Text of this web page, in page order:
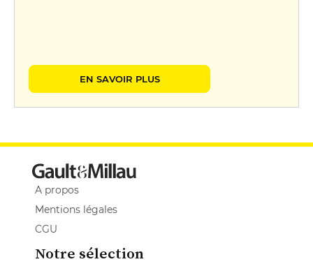
EN SAVOIR PLUS
A propos
Mentions légales
CGU
Notre sélection